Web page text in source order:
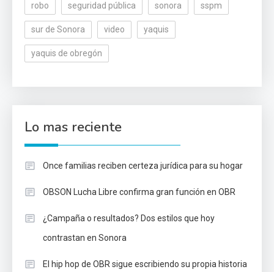
robo seguridad pública sonora sspm
sur de Sonora video yaquis
yaquis de obregón
Lo mas reciente
Once familias reciben certeza jurídica para su hogar
OBSON Lucha Libre confirma gran función en OBR
¿Campaña o resultados? Dos estilos que hoy
contrastan en Sonora
El hip hop de OBR sigue escribiendo su propia historia